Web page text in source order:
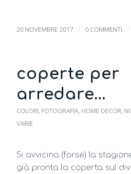
20 NOVEMBRE 2017 / 0 COMMENTI /
coperte per
arredare…
COLORI, FOTOGRAFIA, HOME DECOR,
VARIE
Si avvicina (forse) la
già pronta la coperta sul